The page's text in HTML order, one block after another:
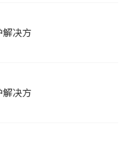
解决方
解决方